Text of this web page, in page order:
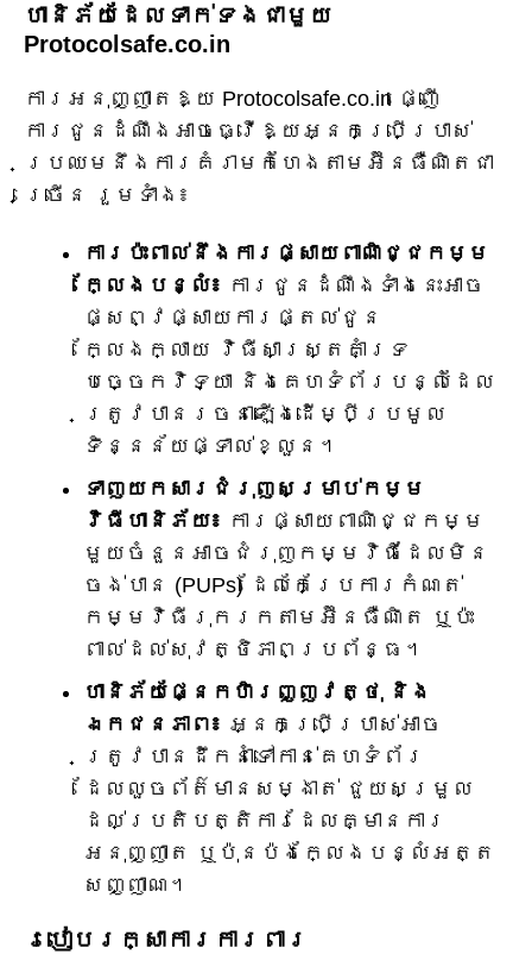
ហានិភ័យដែលទាក់ទងជាមួយ
Protocolsafe.co.in
ការអនុញ្ញាតឱ្យ Protocolsafe.co.in ផ្ញើ
ការជូនដំណឹងអាចធ្វើឱ្យអ្នកប្រើប្រាស់
ប្រឈមនឹងការគំរាមកំហែងតាមអ៊ីនធឺណិតជា
ច្រើន រួមទាំង៖
ការប៉ះពាល់នឹងការផ្សាយពាណិជ្ជកម្ម
ក្លែងបន្លំ៖ ការជូនដំណឹងទាំងនេះអាច
ផ្សព្វផ្សាយការផ្តល់ជូន
ក្លែងក្លាយ វិធីសាស្ត្រគាំទ្រ
បច្ចេកវិទ្យា និងគេហទំព័របន្លំដែល
ត្រូវបានរចនាឡើងដើម្បីប្រមូល
ទិន្នន័យផ្ទាល់ខ្លួន។
ទាញយកសារជំរុញសម្រាប់កម្ម
វិធីហានិភ័យ៖ ការផ្សាយពាណិជ្ជកម្ម
មួយចំនួនអាចជំរុញកម្មវិធីដែលមិន
ចង់បាន (PUPs) ដែលកែប្រែការកំណត់
កម្មវិធីរុករកតាមអ៊ីនធឺណិត ឬប៉ះ
ពាល់ដល់សុវត្ថិភាពប្រព័ន្ធ។
ហានិភ័យផ្នែកហិរញ្ញវត្ថុ និង
ឯកជនភាព៖ អ្នកប្រើប្រាស់អាច
ត្រូវបានដឹកនាំទៅកាន់គេហទំព័រ
ដែលលួចព័ត៌មានសម្ងាត់ ជួយសម្រួល
ដល់ប្រតិបត្តិការដែលគ្មានការ
អនុញ្ញាត ឬប៉ុនប៉ងក្លែងបន្លំអត្ត
សញ្ញាណ។
របៀបរក្សាការការពារ